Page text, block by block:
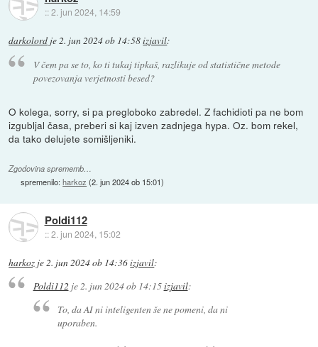
::2. jun 2024, 14:59
darkolord je2. jun 2024 ob 14:58izjavil:
V čem pa se to, ko ti tukaj tipkaš, razlikuje od statistične metode
povezovanja verjetnosti besed?
O kolega, sorry, si pa pregloboko zabredel. Z fachidioti pa ne bom
izgubljal časa, preberi si kaj izven zadnjega hypa. Oz. bom rekel,
da tako delujete somišljeniki.
Zgodovina sprememb…
spremenilo:harkoz (2. jun 2024 ob 15:01)
Poldi112
::2. jun 2024, 15:02
harkoz je 2. jun 2024 ob 14:36izjavil:
Poldi112je2. jun 2024 ob 14:15izjavil:
To, da AI ni inteligenten še ne pomeni, da ni
uporaben.